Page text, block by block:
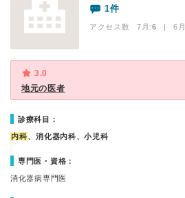
1件
アクセス数 7月:6 | 6
3.0
地元の医者
診療科目：
内科、消化器内科、小児科
専門医・資格：
消化器病専門医